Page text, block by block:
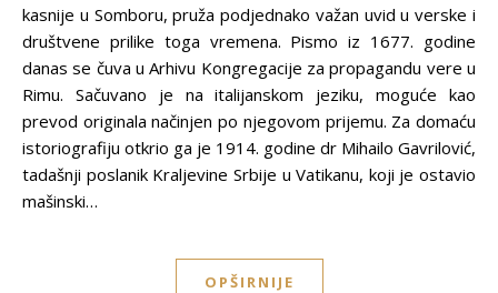
kasnije u Somboru, pruža podjednako važan uvid u verske i
društvene prilike toga vremena. Pismo iz 1677. godine
danas se čuva u Arhivu Kongregacije za propagandu vere u
Rimu. Sačuvano je na italijanskom jeziku, moguće kao
prevod originala načinjen po njegovom prijemu. Za domaću
istoriografiju otkrio ga je 1914. godine dr Mihailo Gavrilović,
tadašnji poslanik Kraljevine Srbije u Vatikanu, koji je ostavio
mašinski…
OPŠIRNIJE